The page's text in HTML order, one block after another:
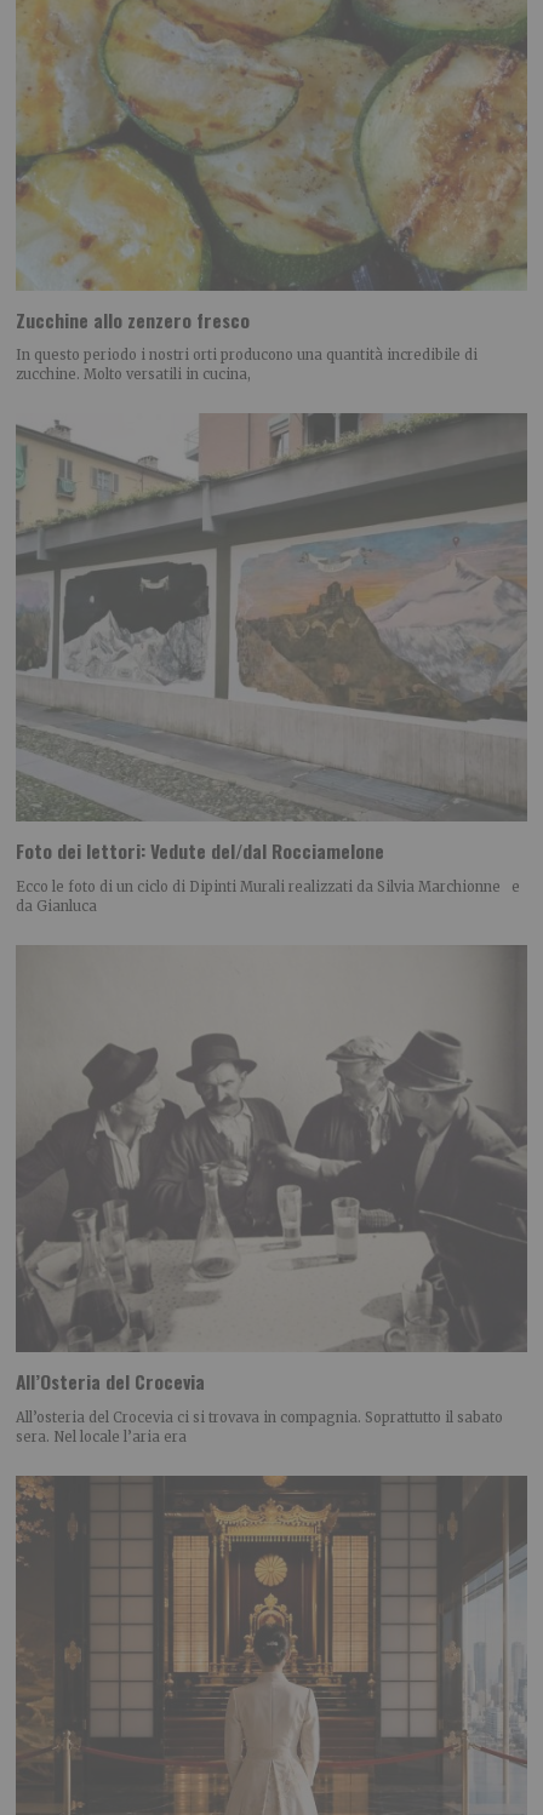
Zucchine allo zenzero fresco
In questo periodo i nostri orti producono una quantità incredibile di
zucchine. Molto versatili in cucina,
Foto dei lettori: Vedute del/dal Rocciamelone
Ecco le foto di un ciclo di Dipinti Murali realizzati da Silvia Marchionne e
da Gianluca
All’Osteria del Crocevia
All’osteria del Crocevia ci si trovava in compagnia. Soprattutto il sabato
sera. Nel locale l’aria era